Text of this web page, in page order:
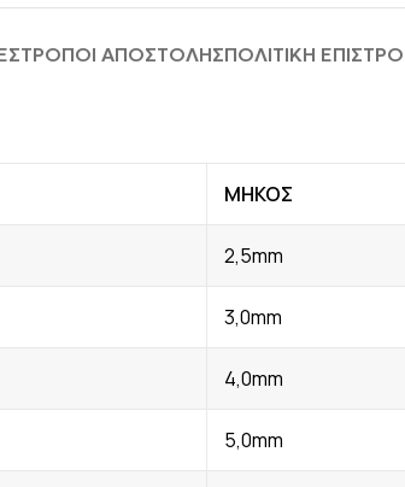
ΤΡΟΠΟΙ ΑΠΟΣΤΟΛΗΣΠΟΛΙΤΙΚΗ
ΜΗΚΟΣ
2,5mm
3,0mm
4,0mm
5,0mm